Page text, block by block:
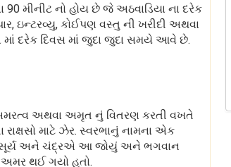
મીનીટ નો હોય છે જે અઠવાડિયા ના દરેક
ઇન્ટરવ્યુ, કોઈપણ વસ્તુ ની ખરીદી અથવા
માં દરેક દિવસ માં જુદા જુદા સમયે આવે છે.
અથવા અમૃત નું વિતરણ કરતી વખતે
માટે ઝેર. સ્વરભાનું નામના એક
કે, સૂર્ય અને ચંદ્રએ આ જોયું અને ભગવાન
થઈ ગયો હતો.